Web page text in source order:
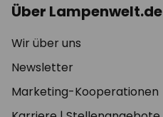
Über Lampenwelt.de
Wir über uns
Newsletter
Marketing-Kooperationen